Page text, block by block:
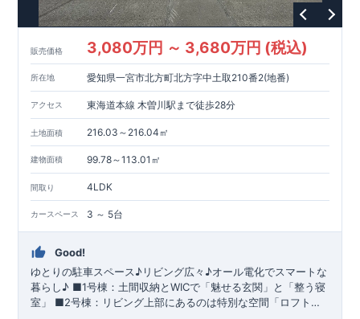
販売価格 3,080万円 ～ 3,680万円 (税込)
所在地 愛知県一宮市北方町北方字中土取210番2(地番)
アクセス 東海道本線 木曽川駅まで徒歩28分
土地面積 216.03～216.04㎡
建物面積 99.78～113.01㎡
間取り 4LDK
カースペース 3 ～ 5台
Good!
​ゆとりの駐車スペース♪リビング広々♪オール電化でスマートな
暮らし♪ ■1号棟：土間収納とWICで「魅せる玄関」と「整う寝
室」 ​■2号棟：リビング上部にあるのは特別な空間「ロフトス